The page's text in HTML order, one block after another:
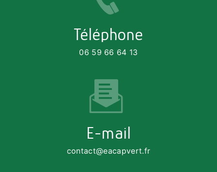
Téléphone
06 59 66 64 13
E-mail
contact@eacapvert.fr